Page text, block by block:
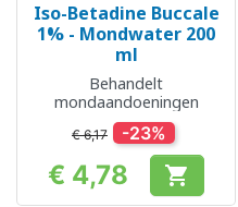
Iso-Betadine Buccale
1% - Mondwater 200
ml
Behandelt
mondaandoeningen
€ 6,17 -23%
Prijs
€ 4,78 